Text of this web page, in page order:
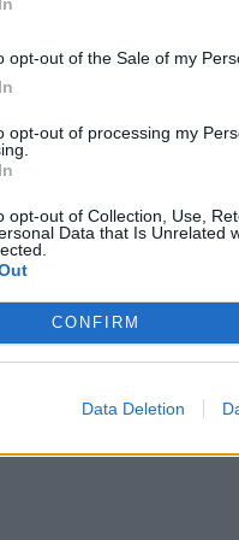
opt-out of the Sale of my
opt-out of processing my
opt-out of Collection, Use,
Data that Is Unrelated
CONFIRM
Data Deletion
...